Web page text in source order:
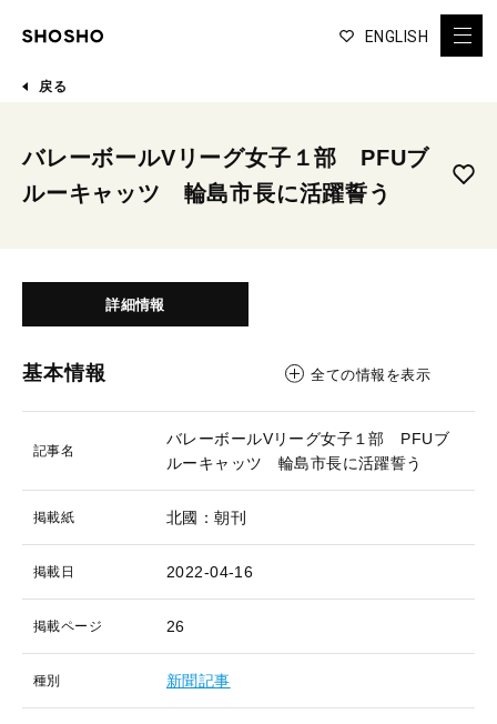
ENGLISH
戻る
バレーボールVリーグ女子１部 PFUブ
ルーキャッツ 輪島市長に活躍誓う
詳細情報
基本情報 全ての情報を表示
記事名
バレーボールVリーグ女子１部 PFUブ
ルーキャッツ 輪島市長に活躍誓う
掲載紙 北國：朝刊
掲載日 2022-04-16
掲載ページ 26
種別 新聞記事